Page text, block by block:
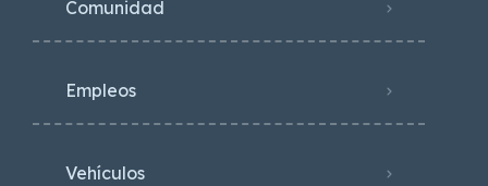
Comunidad
Empleos
Vehículos